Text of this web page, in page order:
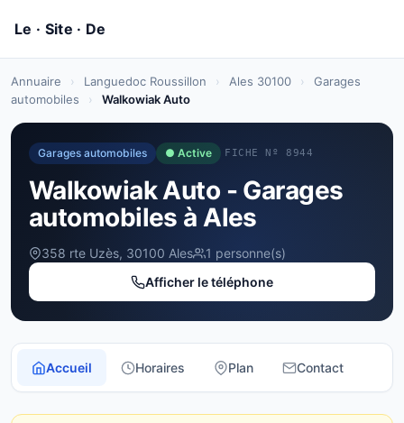
Annuaire › Languedoc Roussillon › Ales 30100 ›
Garages
automobiles
› Walkowiak Auto
Garages automobiles ● Active FICHE Nº 8944
Walkowiak Auto - Garages
automobiles à Ales
358 rte Uzès, 30100 Ales
1 personne(s)
Afficher le téléphone
Accueil Horaires Plan Contact